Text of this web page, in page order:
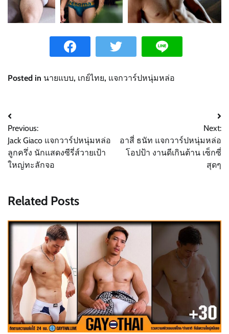
Posted in นายแบบ, เกย์ไทย, แจกวาร์ปหนุ่มหล่อ
Post
navigation
Previous:
Jack Giaco แจกวาร์ปหนุ่มหล่อ
ลูกครึ่ง นักแสดงซีรี่ส์วายเป้า
ใหญ่ทะลักจอ
Next:
อาสี่ ธนัท แจกวาร์ปหนุ่มหล่อ
โอปป้า งานดีเกินต้าน เซ็กซี่
สุดๆ
Related Posts